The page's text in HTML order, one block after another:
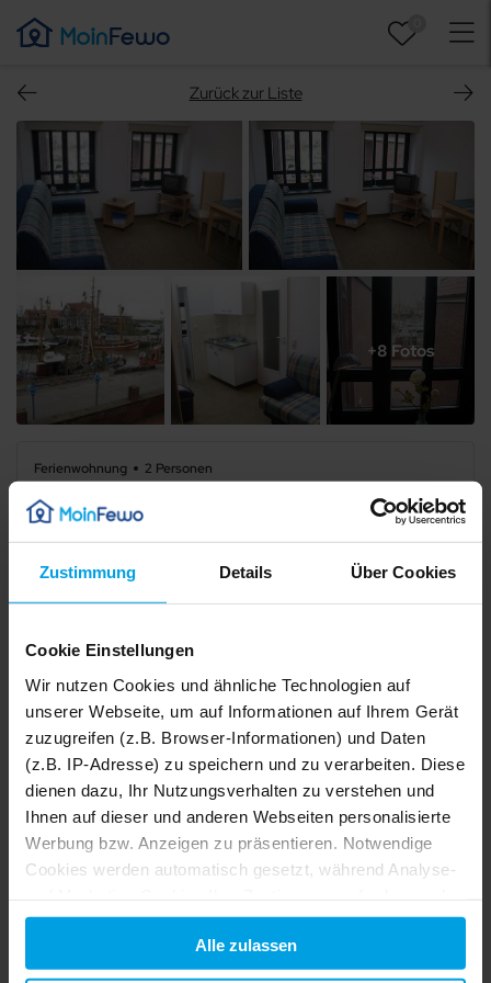
Zustimmung Details Über Cookies
Cookie Einstellungen
Wir nutzen Cookies und ähnliche Technologien auf
unserer Webseite, um auf Informationen auf Ihrem Gerät
zuzugreifen (z.B. Browser-Informationen) und Daten
(z.B. IP-Adresse) zu speichern und zu verarbeiten. Diese
dienen dazu, Ihr Nutzungsverhalten zu verstehen und
Ihnen auf dieser und anderen Webseiten personalisierte
Werbung bzw. Anzeigen zu präsentieren. Notwendige
Cookies werden automatisch gesetzt, während Analyse-
auch außerhalb der EU/EWR, z.B. in den USA,
verarbeitet werden, wo Ihre Daten nicht mit den gleichen
Datenschutzstandards geschützt sind wie in der EU.
Alle zulassen
Zurück zur Liste
+8 Fotos
Ferienwohnung 2 Personen
Neuharlingersiel, Ostfriesland
5,0 1 Bewertung
Beschreibung
Ausstattung
Lage
1/8
2/8
3/8
4/8
7/8